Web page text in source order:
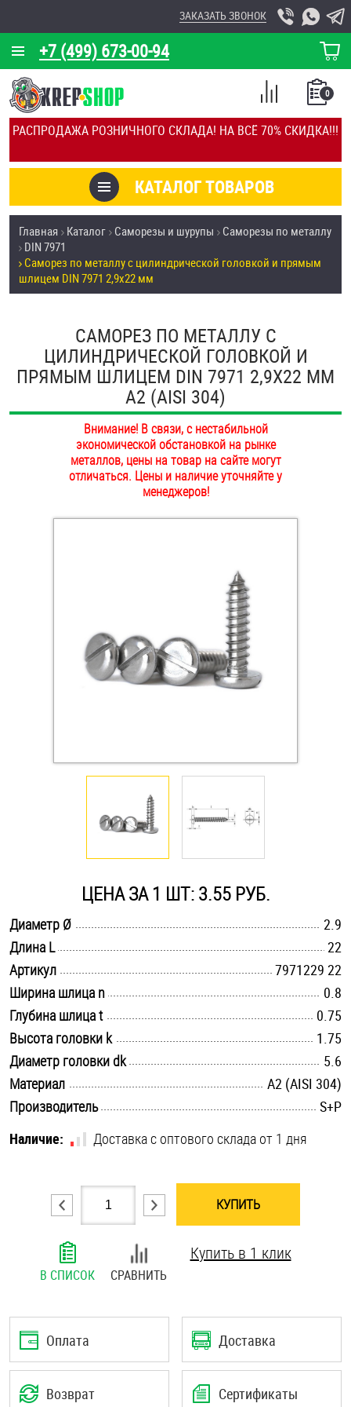
РАСПРОДАЖА РОЗНИЧНОГО СКЛАДА! НА ВСЁ 70% СКИДКА!!!
+7 (499) 673-00-94
ЗАКАЗАТЬ ЗВОНОК
КОРЗИНА
О КОМПАНИИ
КАЛЬКУЛЯТОР
ОТЗЫВЫ
УСЛУГИ
СКИДКИ
ПОКУПАТЕЛЯМ
ОПЛАТА И ДОСТАВКА
НАШИ МАГАЗИНЫ
КАТАЛОГ ТОВАРОВ
0
СПИСОК
СРАВНЕНИЕ
Товары со скидкой
Анкеры
Антивандальный крепёж, инструмент
Болты и винты
Втулки
Гайки
Дюбели
Дюймовый крепёж
Крюки, кольца с метрической резьбой
Крюки, кольца с шурупной резьбой
Саморезы и шурупы
Такелаж
Хомуты
Шайбы
Шпильки
Шплинты
Штифты и пальцы
Главная Каталог Саморезы и шурупы
Саморезы по металлу
DIN 7971
Саморез по металлу с цилиндрической головкой и прямым
шлицем DIN 7971 2,9х22 мм
САМОРЕЗ ПО МЕТАЛЛУ С
ЦИЛИНДРИЧЕСКОЙ ГОЛОВКОЙ И
ПРЯМЫМ ШЛИЦЕМ DIN 7971 2,9Х22 ММ
А2 (AISI 304)
Внимание! В связи, с нестабильной
экономической обстановкой на рынке
металлов, цены на товар на сайте могут
отличаться. Цены и наличие уточняйте у
менеджеров!
ЦЕНА ЗА 1 ШТ: 3.55 РУБ.
Диаметр Ø
2.9
Длина L
22
Артикул
7971229 22
Ширина шлица n
0.8
Глубина шлица t
0.75
Высота головки k
1.75
Диаметр головки dk
5.6
Материал
А2 (AISI 304)
Производитель
S+P
Наличие:
Доставка с оптового склада от 1 дня
КУПИТЬ
В СПИСОК СРАВНИТЬ
Купить в 1 клик
Оплата Доставка
Возврат Сертификаты